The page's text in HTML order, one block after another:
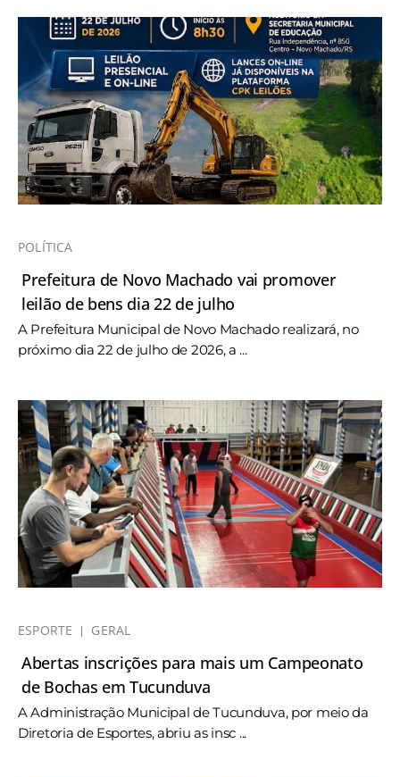
POLÍTICA
Prefeitura de Novo Machado vai promover
leilão de bens dia 22 de julho
A Prefeitura Municipal de Novo Machado realizará, no
próximo dia 22 de julho de 2026, a ...
ESPORTE GERAL
Abertas inscrições para mais um Campeonato
de Bochas em Tucunduva
A Administração Municipal de Tucunduva, por meio da
Diretoria de Esportes, abriu as insc ...